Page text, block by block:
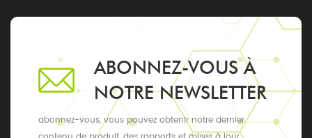
ABONNEZ-VOUS À
NOTRE NEWSLETTER
abonnez-vous, vous pouvez obtenir notre dernier